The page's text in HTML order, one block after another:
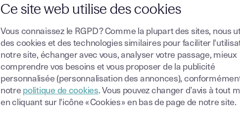
qui se rapporte au
smartphones, qui sont entièrement tactiles, et que l’on
A partir de nos smartphones, tout un écosystème s’est
point d’ancrage notre smartphone:
Les maisons connectées,
Les tablettes tactiles,
objets connectés,
Ce site web utilise des cookies
Vous connaissez le RGPD ? Comme la plupart des sites, nous
des cookies et des technologies similaires pour faciliter
notre site, échanger avec vous, analyser votre passage, mieux
comprendre vos besoins et vous proposer de la publicité
personnalisée (personnalisation des annonces),
notrepolitique de cookies. Vous pouvez changer d’avis à tout
en cliquant sur l'icône « Cookies » en bas de page de notre site.